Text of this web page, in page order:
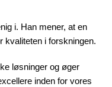
i. Han mener, at en
kvaliteten i forskningen.
løsninger og øger
inden for vores